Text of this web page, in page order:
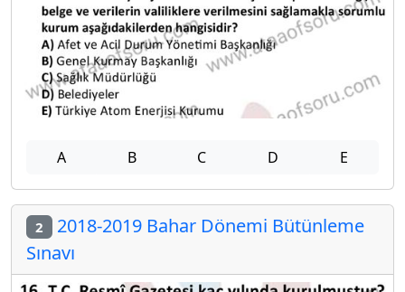
A B C D E
2 2018-2019 Bahar Dönemi Bütünleme
Sınavı